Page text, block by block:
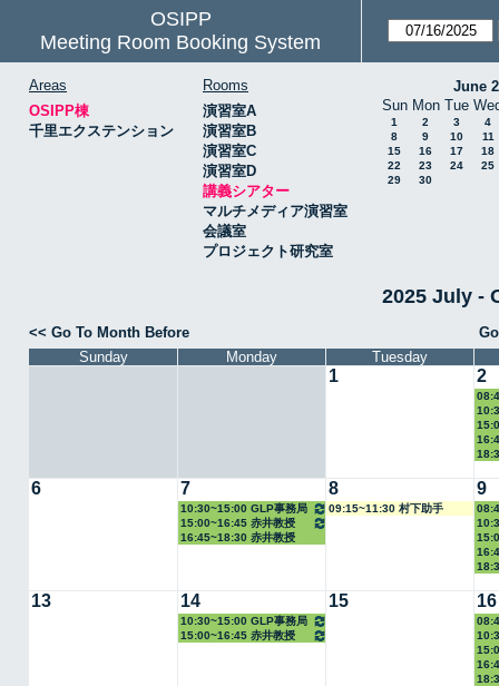
OSIPP
Meeting Room Booking System
Areas
OSIPP棟
千里エクステンション
Rooms
演習室A
演習室B
演習室C
演習室D
講義シアター
マルチメディア演習室
会議室
プロジェクト研究室
June
Sun Mon Tue
1 2 3
4
8
9 10
11
15
16 17
18
22
23 24
25
29
30
2025 July -
<< Go To Month Before
Sunday
Monday Tuesday
1 2
6 7
10:30~15:00 GLP事務局
15:00~16:45 赤井教授
16:45~18:30 赤井教授
8
09:15~11:30 村下助手
9
13 14
10:30~15:00 GLP事務局
15:00~16:45 赤井教授
15 16